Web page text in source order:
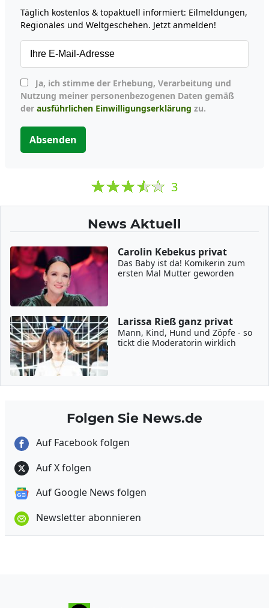
Täglich kostenlos & topaktuell informiert: Eilmeldungen,
Regionales und Weltgeschehen. Jetzt anmelden!
Nutzung meiner personenbezogenen Daten gemäß
der ausführlichen Einwilligungserklärung zu.
Absenden
3
News Aktuell
Carolin Kebekus privat
Das Baby ist da! Komikerin zum
ersten Mal Mutter geworden
Larissa Rieß ganz privat
Mann, Kind, Hund und Zöpfe - so
tickt die Moderatorin wirklich
Folgen Sie News.de
Auf Facebook folgen
Auf X folgen
Auf Google News folgen
Newsletter abonnieren